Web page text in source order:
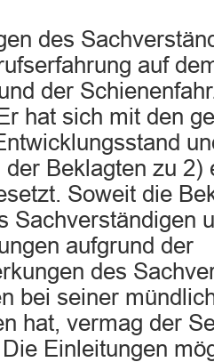
des
auf
der
hat sich mit den
der Beklagten zu 2)
Soweit die
Sachverständigen
aufgrund der
des
bei seiner
hat, vermag der
Einleitungen